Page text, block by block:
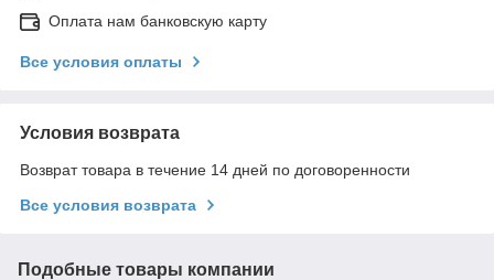
Оплата нам банковскую карту
Все условия оплаты
Условия возврата
Возврат товара в течение 14 дней по договоренности
Все условия возврата
Подобные товары компании